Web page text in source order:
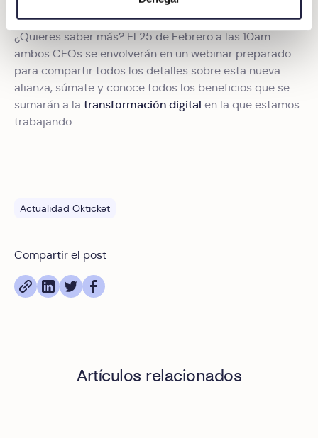
datos personales y establezca sus preferencias en la
sección de datos. Puede cambiar o retirar su
consentimiento en cualquier momento en la Declaración
de cookies.
Las cookies de este sitio web se usan para personalizar
web, quienes pueden combinarla con otra información
Compartir el post
¿Quieres saber más? El 25 de Febrero a las 10am
ambos CEOs se envolverán en un webinar preparado
para compartir todos los detalles sobre esta nueva
alianza, súmate y conoce todos los beneficios que se
sumarán a la transformación digital en la que estamos
trabajando.
Actualidad Okticket
Artículos relacionados